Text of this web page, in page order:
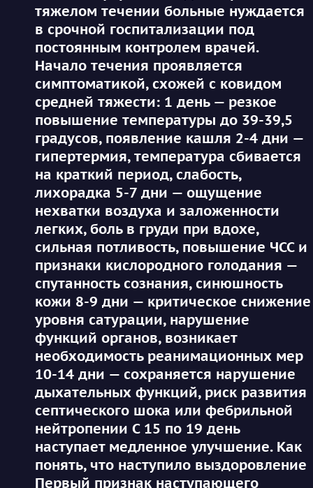
тяжелом течении больные нуждается
в срочной госпитализации под
постоянным контролем врачей.
Начало течения проявляется
симптоматикой, схожей с ковидом
средней тяжести: 1 день — резкое
повышение температуры до 39-39,5
градусов, появление кашля 2-4 дни —
гипертермия, температура сбивается
на краткий период, слабость,
лихорадка 5-7 дни — ощущение
нехватки воздуха и заложенности
легких, боль в груди при вдохе,
сильная потливость, повышение ЧСС и
признаки кислородного голодания —
спутанность сознания, синюшность
кожи 8-9 дни — критическое снижение
уровня сатурации, нарушение
функций органов, возникает
необходимость реанимационных мер
10-14 дни — сохраняется нарушение
дыхательных функций, риск развития
септического шока или фебрильной
нейтропении С 15 по 19 день
наступает медленное улучшение. Как
понять, что наступило выздоровление
Первый признак наступающего